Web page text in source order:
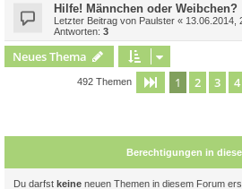
Hilfe! Männchen oder Weibchen?
Letzter Beitrag von Paulster « 13.06.2014,
Antworten: 3
Neues Thema
492 Themen Seite 1von 17
1 2 3 4
Berechtigungen in
Du darfst keine neuen Themen in diesem Forum